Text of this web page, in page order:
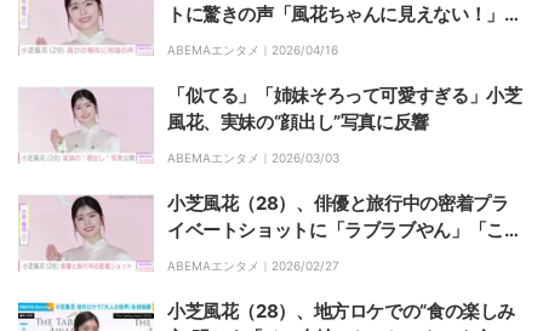
トに驚きの声「風花ちゃんに見えない！」
「本人かわからなかった」
ABEMAエンタメ｜ 2026/04/16
「似てる」「姉妹そろって可愛すぎる」小芝
風花、実妹の“顔出し”写真に反響
ABEMAエンタメ｜ 2026/03/03
小芝風花（28）、俳優と旅行中の密着プラ
イベートショットに「ラブラブやん」「こち
らも幸せな気分になります」など反響
ABEMAエンタメ｜ 2026/02/27
小芝風花（28）、地方ロケでの“食の楽しみ